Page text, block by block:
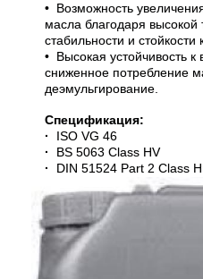
• Возможность
масла благодаря высокой
стабильности и стойкости
• Высокая устойчивость к
сниженное потребление
деэмульгирование.
Спецификация:
· ISO VG 46
· BS 5063 Class HV
· DIN 51524 Part 2 Class